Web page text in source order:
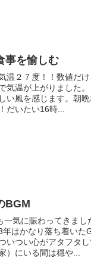
事を愉しむ
温２７度！！数値だ
気温が上がりました
い風を感じます。朝
だいたい16時...
BGM
気に賑わってきまし
はかなり落ち着いた
いつい心がアタフタ
）にいる間は穏や...